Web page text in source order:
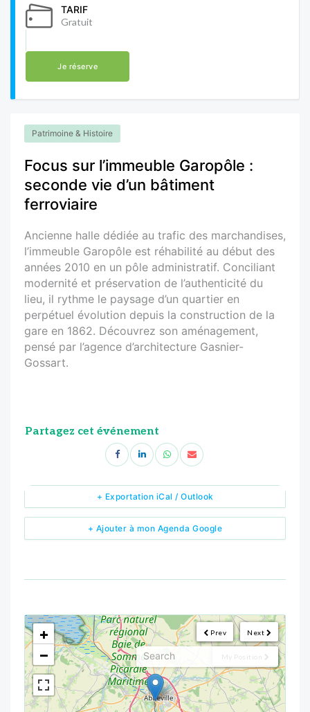
TARIF
Gratuit
Je réserve
Patrimoine & Histoire
Focus sur l’immeuble Garopôle :
seconde vie d’un bâtiment
ferroviaire
Ancienne halle dédiée au trafic des marchandises,
l’immeuble Garopôle est réhabilité au début des
années 2010 en un pôle administratif. Conciliant
modernité et préservation de l’authenticité du
lieu, il rythme le paysage d’un quartier en
perpétuel évolution depuis la construction de la
gare en 1862. Découvrez son aménagement,
pensé par l’agence d’architecture Gasnier-
Gossart.
Partagez cet événement
+ Ajouter à mon Agenda Google
+ Exportation iCal / Outlook
Next
Prev
My Position
<!---->
+
−